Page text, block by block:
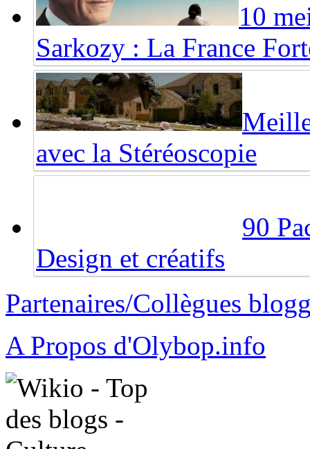
10
Sarkozy : La France
avec la Stéréoscopie
90
Design et créatifs
Partenaires/Collègues
A Propos d'Olybop.info